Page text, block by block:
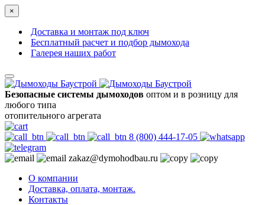
×
Доставка и монтаж под ключ
Бесплатный расчет и подбор дымохода
Галерея наших работ
Безопасные системы дымоходов оптом и в розницу для
любого типа
отопительного агрегата
8 (800) 444-17-05
zakaz@dymohodbau.ru
О компании
Доставка, оплата, монтаж.
Контакты